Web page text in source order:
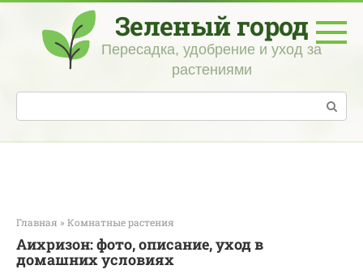
Перейти
контенту
Зеленый город
Пересадка, удобрение и уход за
растениями
Поиск:
Главная » Комнатные растения
Аихризон: фото, описание, уход в
домашних условиях